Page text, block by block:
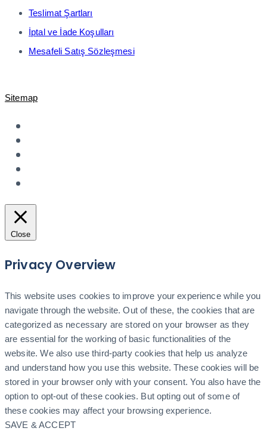
Teslimat Şartları
İptal ve İade Koşulları
Mesafeli Satış Sözleşmesi
Sitemap
Close
Privacy Overview
This website uses cookies to improve your experience while you
navigate through the website. Out of these, the cookies that are
categorized as necessary are stored on your browser as they
are essential for the working of basic functionalities of the
website. We also use third-party cookies that help us analyze
and understand how you use this website. These cookies will be
stored in your browser only with your consent. You also have the
option to opt-out of these cookies. But opting out of some of
these cookies may affect your browsing experience.
SAVE & ACCEPT